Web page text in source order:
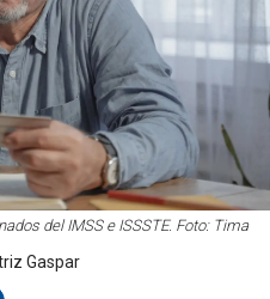
del IMSS e ISSSTE. Foto: Tima
Gaspar